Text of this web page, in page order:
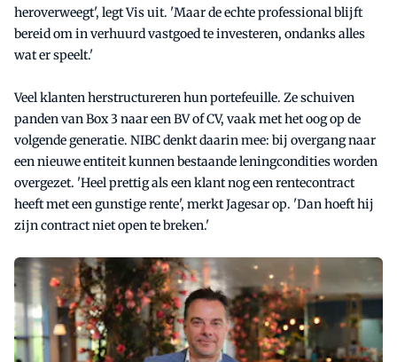
heroverweegt', legt Vis uit. 'Maar de echte professional blijft
bereid om in verhuurd vastgoed te investeren, ondanks alles
wat er speelt.'
Veel klanten herstructureren hun portefeuille. Ze schuiven
panden van Box 3 naar een BV of CV, vaak met het oog op de
volgende generatie. NIBC denkt daarin mee: bij overgang naar
een nieuwe entiteit kunnen bestaande leningcondities worden
overgezet. 'Heel prettig als een klant nog een rentecontract
heeft met een gunstige rente', merkt Jagesar op. 'Dan hoeft hij
zijn contract niet open te breken.'